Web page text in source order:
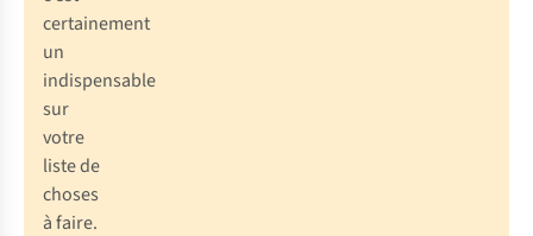
certainement
un
indispensable
sur
votre
liste de
choses
à faire.